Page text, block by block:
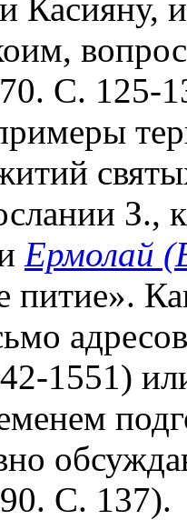
Касияну,
С. 125-
З.,
Ермолай
питие».
1551)
С. 137).